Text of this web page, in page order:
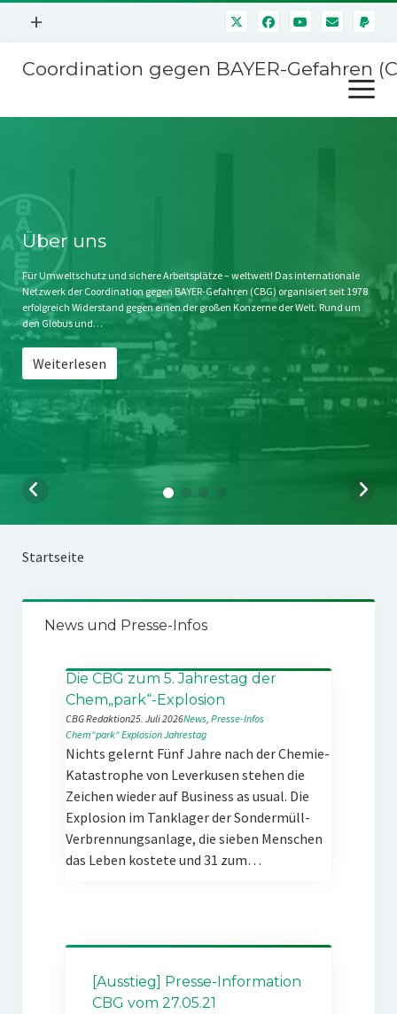
Menü
+
Mitmachen
Kontakt
Impressum
Störfälle
Coordination gegen BAYER-Gefahren
Menü
öffnen
Stichwort BAYER
Jahrestagung
SPENDEN
Über uns
Für Umweltschutz und sichere Arbeitsplätze – weltweit! Das internationale
Netzwerk der Coordination gegen BAYER-Gefahren (CBG) organisiert seit 1978
erfolgreich Widerstand gegen einen der großen Konzerne der Welt. Rund um
den Globus und…
Weiterlesen
Startseite
News und Presse-Infos
Die CBG zum 5. Jahrestag der
Chem„park“-Explosion
CBG Redaktion25. Juli 2026News, Presse-Infos
Chem“park“ExplosionJahrestag
Nichts gelernt Fünf Jahre nach der Chemie-
Katastrophe von Leverkusen stehen die
Zeichen wieder auf Business as usual. Die
Explosion im Tanklager der Sondermüll-
Verbrennungsanlage, die sieben Menschen
das Leben kostete und 31 zum…
[Ausstieg] Presse-Information
CBG vom 27.05.21